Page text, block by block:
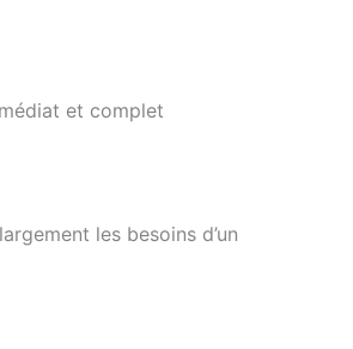
et complet
les besoins d’un